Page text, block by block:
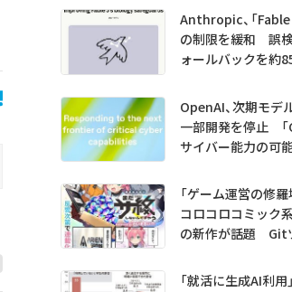
Anthropic、「Fable
の制限を緩和 誤
ォールバックを約
OpenAI、次期モデ
一部開発を停止
サイバー能力の可
「ゲーム運営の修
コロコロコミック
の新作が話題 Git
「就活に生成AI利用